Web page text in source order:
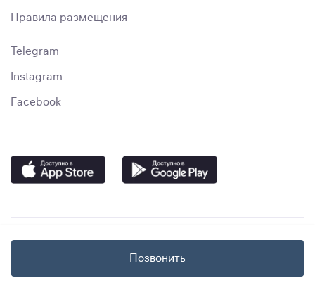
Позвонить
Правила размещения
Telegram
Instagram
Facebook
© immo.uz, 2023–2024. "Smart Media Solutions" MChJ